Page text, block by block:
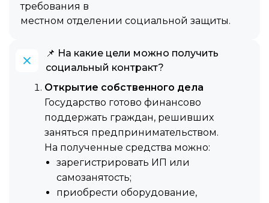
требования в
местном отделении социальной защиты.
📌 На какие цели можно получить
социальный контракт?
Открытие собственного дела
Государство готово финансово
поддержать граждан, решивших
заняться предпринимательством.
На полученные средства можно:
зарегистрировать ИП или
самозанятость;
приобрести оборудование,